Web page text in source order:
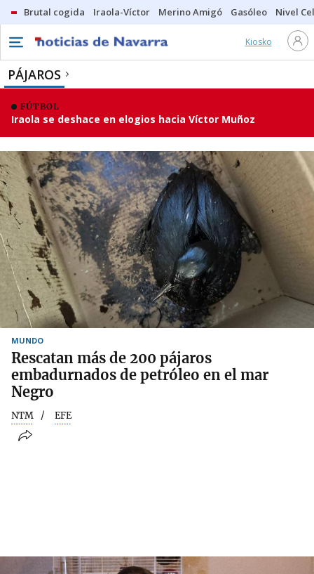
Brutal cogida Iraola-Víctor Merino Amigó Gasóleo Nivel
Kiosko
PÁJAROS
FÚTBOL
Iraola se deshace en elogios hacia Víctor Muñoz
MUNDO
Rescatan más de 200 pájaros
embadurnados de petróleo en el mar
Negro
NTM EFE